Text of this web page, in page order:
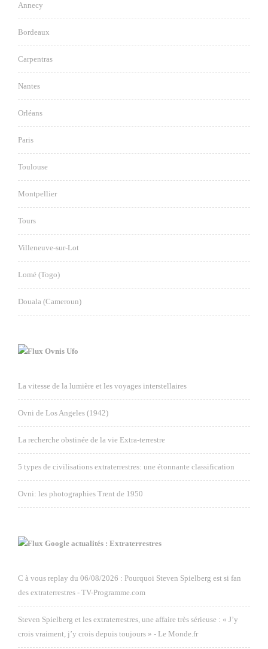
Annecy
Bordeaux
Carpentras
Nantes
Orléans
Paris
Toulouse
Montpellier
Tours
Villeneuve-sur-Lot
Lomé (Togo)
Douala (Cameroun)
Ovnis Ufo
La vitesse de la lumière et les voyages interstellaires
Ovni de Los Angeles (1942)
La recherche obstinée de la vie Extra-terrestre
5 types de civilisations extraterrestres: une étonnante classification
Ovni: les photographies Trent de 1950
Google actualités : Extraterrestres
C à vous replay du 06/08/2026 : Pourquoi Steven Spielberg est si fan
des extraterrestres - TV-Programme.com
Steven Spielberg et les extraterrestres, une affaire très sérieuse : « J’y
crois vraiment, j’y crois depuis toujours » - Le Monde.fr